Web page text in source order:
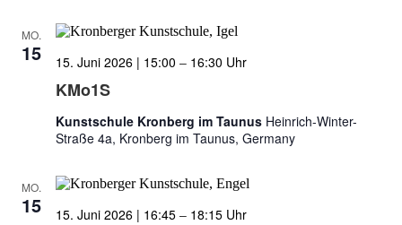
MO.
15
KMo1S
15. Juni 2026 | 15:00 – 16:30
Kunstschule Kronberg im Taunus Heinrich-Winter-
Straße 4a, Kronberg im Taunus, Germany
MO.
15 15. Juni 2026 | 16:45 – 18:15